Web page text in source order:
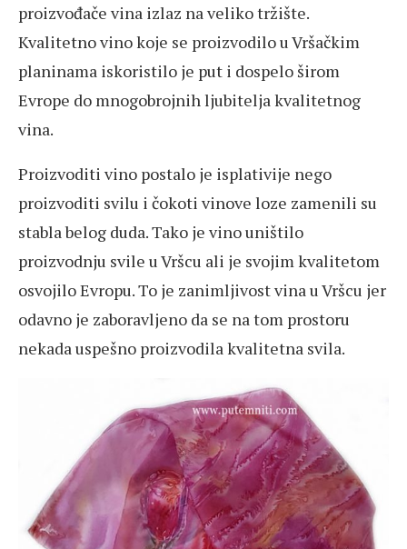
proizvođače vina izlaz na veliko tržište.
Kvalitetno vino koje se proizvodilo u Vršačkim
planinama iskoristilo je put i dospelo širom
Evrope do mnogobrojnih ljubitelja kvalitetnog
vina.
Proizvoditi vino postalo je isplativije nego
proizvoditi svilu i čokoti vinove loze zamenili su
stabla belog duda. Tako je vino uništilo
proizvodnju svile u Vršcu ali je svojim kvalitetom
osvojilo Evropu. To je zanimljivost vina u Vršcu jer
odavno je zaboravljeno da se na tom prostoru
nekada uspešno proizvodila kvalitetna svila.